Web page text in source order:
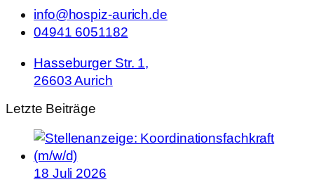
info@hospiz-aurich.de
04941 6051182
Hasseburger Str. 1,
26603 Aurich
Letzte Beiträge
18 Juli 2026